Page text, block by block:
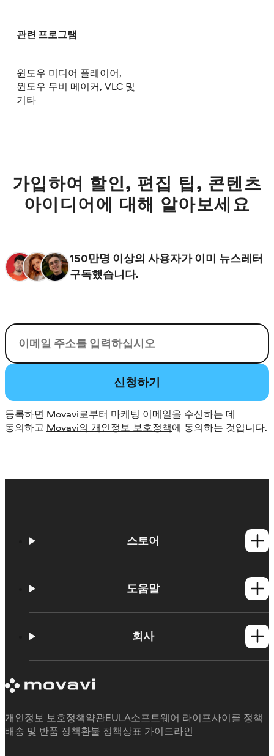
관련 프로그램
윈도우 미디어 플레이어,
윈도우 무비 메이커, VLC 및
기타
가입하여 할인, 편집 팁, 콘텐츠
아이디어에 대해 알아보세요
150만명 이상의 사용자가 이미 뉴스레터
구독했습니다.
이메일
신청하기
등록하면 Movavi로부터 마케팅 이메일을 수신하는 데
동의하고 Movavi의 개인정보 보호정책에 동의하는 것입니다.
스토어
Mac 제품
도움말
학습 포털
체험판 제한 사항
환불
회사
후기
Movavi를 선택하는 이유
업무용
개인정보 보호정책약관EULA소프트웨어 라이프사이클 정책
배송 및 반품 정책환불 정책상표 가이드라인